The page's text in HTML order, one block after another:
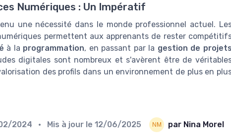
Numériques : Un Impératif
une nécessité dans le monde professionnel actuel.
permettent aux apprenants de rester
à la programmation, en passant par la gestion de projets
digitales sont nombreux et s'avèrent être de
des profils dans un environnement de plus en
2024 • Mis à jour le 12/06/2025 par Nina Morel